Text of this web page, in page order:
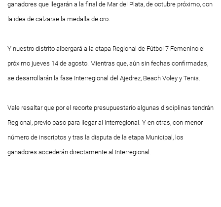
ganadores que llegarán a la final de Mar del Plata, de octubre próximo, con
la idea de calzarse la medalla de oro.
Y nuestro distrito albergará a la etapa Regional de Fútbol 7 Femenino el
próximo jueves 14 de agosto. Mientras que, aún sin fechas confirmadas,
se desarrollarán la fase Interregional del Ajedrez, Beach Voley y Tenis.
Vale resaltar que por el recorte presupuestario algunas disciplinas tendrán
Regional, previo paso para llegar al Interregional. Y en otras, con menor
número de inscriptos y tras la disputa de la etapa Municipal, los
ganadores accederán directamente al Interregional.